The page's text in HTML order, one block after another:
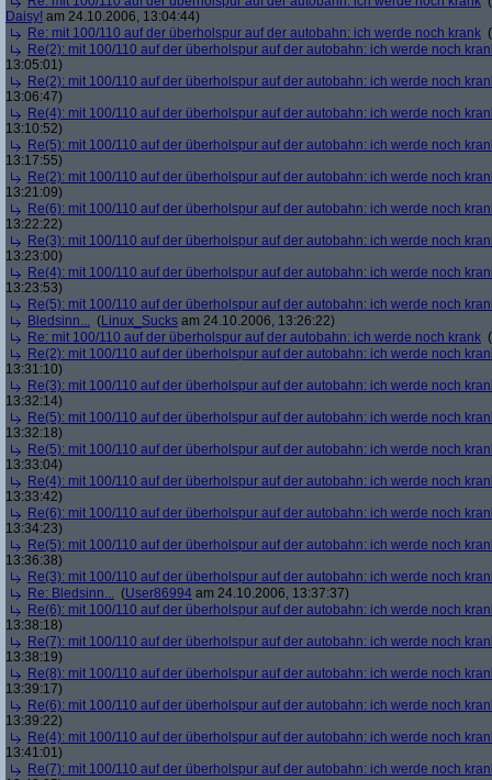
Daisy! am 24.10.2006, 13:04:44)
Re: mit 100/110 auf der überholspur auf der autobahn: ich werde noch krank (
Re(2): mit 100/110 auf der überholspur auf der autobahn: ich werde noch
13:05:01)
Re(2): mit 100/110 auf der überholspur auf der autobahn: ich werde noch
13:06:47)
Re(4): mit 100/110 auf der überholspur auf der autobahn: ich werde noch
13:10:52)
Re(5): mit 100/110 auf der überholspur auf der autobahn: ich werde noch
13:17:55)
Re(2): mit 100/110 auf der überholspur auf der autobahn: ich werde noch
13:21:09)
Re(6): mit 100/110 auf der überholspur auf der autobahn: ich werde noch
13:22:22)
Re(3): mit 100/110 auf der überholspur auf der autobahn: ich werde noch
13:23:00)
Re(4): mit 100/110 auf der überholspur auf der autobahn: ich werde noch
13:23:53)
Re(5): mit 100/110 auf der überholspur auf der autobahn: ich werde noch
Bledsinn... (Linux_Sucks am 24.10.2006, 13:26:22)
Re: mit 100/110 auf der überholspur auf der autobahn: ich werde noch krank (
Re(2): mit 100/110 auf der überholspur auf der autobahn: ich werde noch
13:31:10)
Re(3): mit 100/110 auf der überholspur auf der autobahn: ich werde noch
13:32:14)
Re(5): mit 100/110 auf der überholspur auf der autobahn: ich werde noch
13:32:18)
Re(5): mit 100/110 auf der überholspur auf der autobahn: ich werde noch
13:33:04)
Re(4): mit 100/110 auf der überholspur auf der autobahn: ich werde noch
13:33:42)
Re(6): mit 100/110 auf der überholspur auf der autobahn: ich werde noch
13:34:23)
Re(5): mit 100/110 auf der überholspur auf der autobahn: ich werde noch
13:36:38)
Re(3): mit 100/110 auf der überholspur auf der autobahn: ich werde noch
Re: Bledsinn... (User86994 am 24.10.2006, 13:37:37)
Re(6): mit 100/110 auf der überholspur auf der autobahn: ich werde noch
13:38:18)
Re(7): mit 100/110 auf der überholspur auf der autobahn: ich werde noch
13:38:19)
Re(8): mit 100/110 auf der überholspur auf der autobahn: ich werde noch
13:39:17)
Re(6): mit 100/110 auf der überholspur auf der autobahn: ich werde noch
13:39:22)
Re(4): mit 100/110 auf der überholspur auf der autobahn: ich werde noch
13:41:01)
Re(7): mit 100/110 auf der überholspur auf der autobahn: ich werde noch